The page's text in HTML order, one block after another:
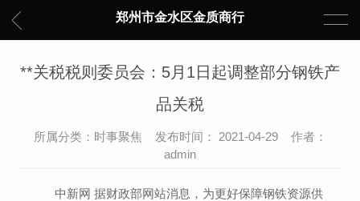
郑州市金水区金质商行
**关税税则委员会：5月1日起调整部分钢铁产
品关税
所属分类：时事聚焦 发布时间： 2021-04-29 作者：
admin
中新网 据财政部网站消息，为更好保障钢铁资源供